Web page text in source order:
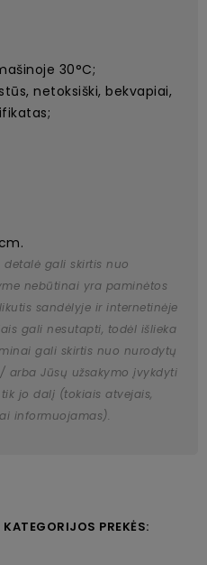
30°C;
netoksiški, bekvapiai,
detalė gali skirtis nuo
nebūtinai yra paminėtos
sandėlyje ir internetinėje
gali nesutapti, todėl išlieka
gali skirtis nuo nurodytų
arba Jūsų užsakymo įvykdyti
jo dalį (tokiais atvejais,
informuojamas).
PREKĖS: